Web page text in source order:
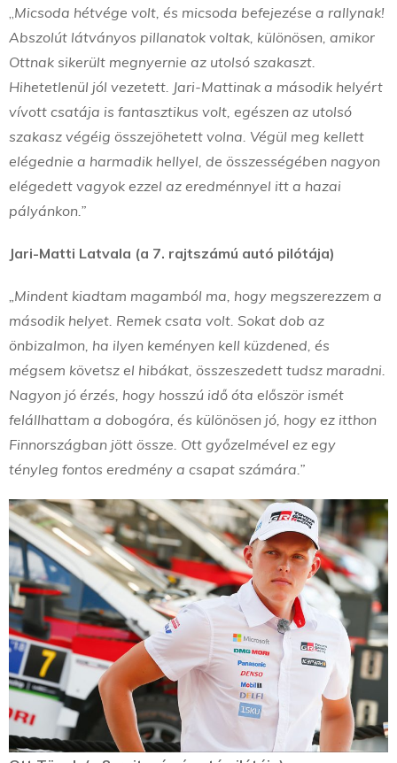
„Micsoda hétvége volt, és micsoda befejezése a rallynak!
Abszolút látványos pillanatok voltak, különösen, amikor
Ottnak sikerült megnyernie az utolsó szakaszt.
Hihetetlenül jól vezetett. Jari-Mattinak a második helyért
vívott csatája is fantasztikus volt, egészen az utolsó
szakasz végéig összejöhetett volna. Végül meg kellett
elégednie a harmadik hellyel, de összességében nagyon
elégedett vagyok ezzel az eredménnyel itt a hazai
pályánkon.”
Jari-Matti Latvala (a 7. rajtszámú autó pilótája)
„Mindent kiadtam magamból ma, hogy megszerezzem a
második helyet. Remek csata volt. Sokat dob az
önbizalmon, ha ilyen keményen kell küzdened, és
mégsem követsz el hibákat, összeszedett tudsz maradni.
Nagyon jó érzés, hogy hosszú idő óta először ismét
felállhattam a dobogóra, és különösen jó, hogy ez itthon
Finnországban jött össze. Ott győzelmével ez egy
tényleg fontos eredmény a csapat számára.”